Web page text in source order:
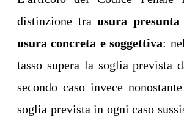
distinzione trausura
usura concreta e soggettiva:
tasso supera la soglia prevista
secondo caso invece
soglia prevista in ogni caso